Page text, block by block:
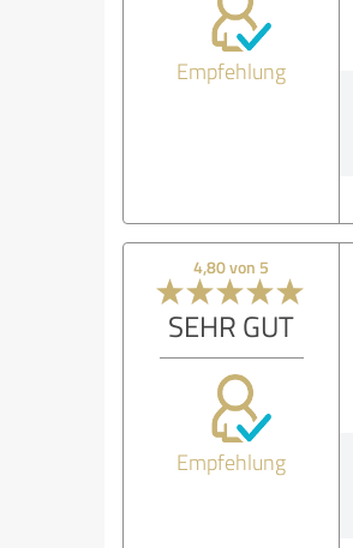
Empfehlung
4,80 von 5
SEHR GUT
Empfehlung